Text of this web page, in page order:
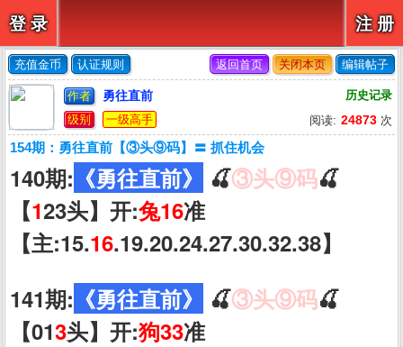
注 册
登 录
充值金币 认证规则 返回首页 关闭本页 编辑帖子
作者 勇往直前
历史记录
级别
一级高手 阅读: 24873次
154期：勇往直前【③头⑨码】〓 抓住机会
140期: 《勇往直前》 🍒③头⑨码🍒
【123头】开:兔16准
【主:15.16.19.20.24.27.30.32.38】
141期: 《勇往直前》 🍒③头⑨码🍒
【013头】开:狗33准